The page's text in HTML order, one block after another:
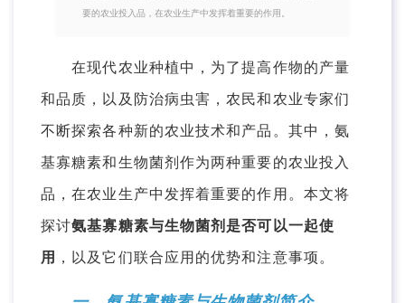
要的农业投入品，在农业生产中发挥着重要的作用。
在现代农业种植中，为了提高作物的产量
和品质，以及防治病虫害，农民和农业专家们
不断探索各种新的农业技术和产品。其中，氨
基寡糖素和生物菌剂作为两种重要的农业投入
品，在农业生产中发挥着重要的作用。本文将
探讨氨基寡糖素与生物菌剂是否可以一起使
用 ，以及它们联合应用的优势和注意事项。